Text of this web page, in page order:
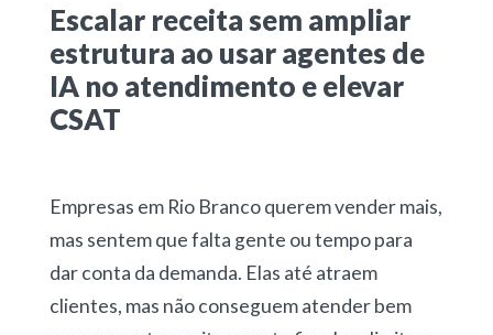
Escalar receita sem ampliar
estrutura ao usar agentes de
IA no atendimento e elevar
CSAT
Empresas em Rio Branco querem vender mais,
mas sentem que falta gente ou tempo para
dar conta da demanda. Elas até atraem
clientes, mas não conseguem atender bem